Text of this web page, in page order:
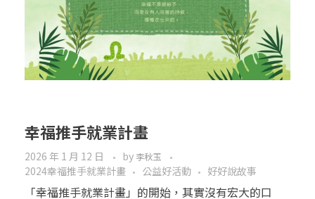
幸福推手就業計畫
2026 年 1 月 12 日 by 李秋玉
2024幸福推手就業計畫 公益好活動 好好說故事
「幸福推手就業計畫」的開始，其實沒有宏大的口